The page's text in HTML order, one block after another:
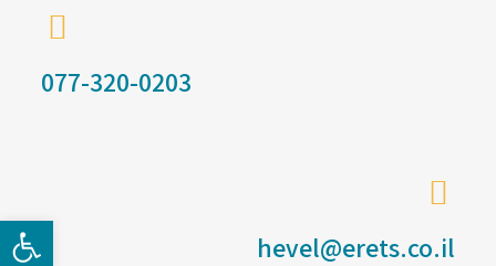
077-320-0203
hevel@erets.co.il פתח